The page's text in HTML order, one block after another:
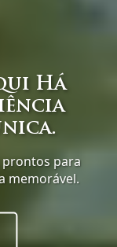
Há
prontos para
memorável.